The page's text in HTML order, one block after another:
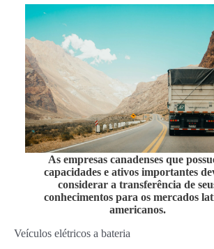
As empresas canadenses que
capacidades e ativos importantes
considerar a transferência de
conhecimentos para os mercados
americanos.
Veículos elétricos a bateria